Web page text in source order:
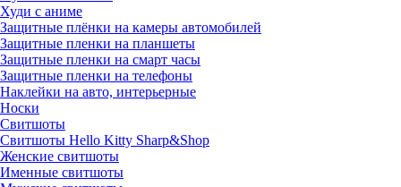
Худи с аниме
Защитные плёнки на камеры автомобилей
Защитные пленки на планшеты
Защитные пленки на смарт часы
Защитные пленки на телефоны
Наклейки на авто, интерьерные
Носки
Свитшоты
Cвитшоты Hello Kitty Sharp&Shop
Женские свитшоты
Именные свитшоты